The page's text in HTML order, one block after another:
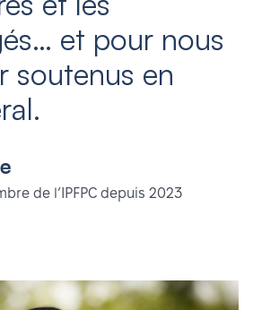
et pour nous
soutenus en
de l’IPFPC depuis 2023